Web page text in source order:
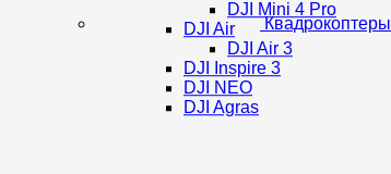
Квадрокоптеры
DJI Mini 4 Pro
DJI Air
DJI Air 3
DJI Inspire 3
DJI NEO
DJI Agras